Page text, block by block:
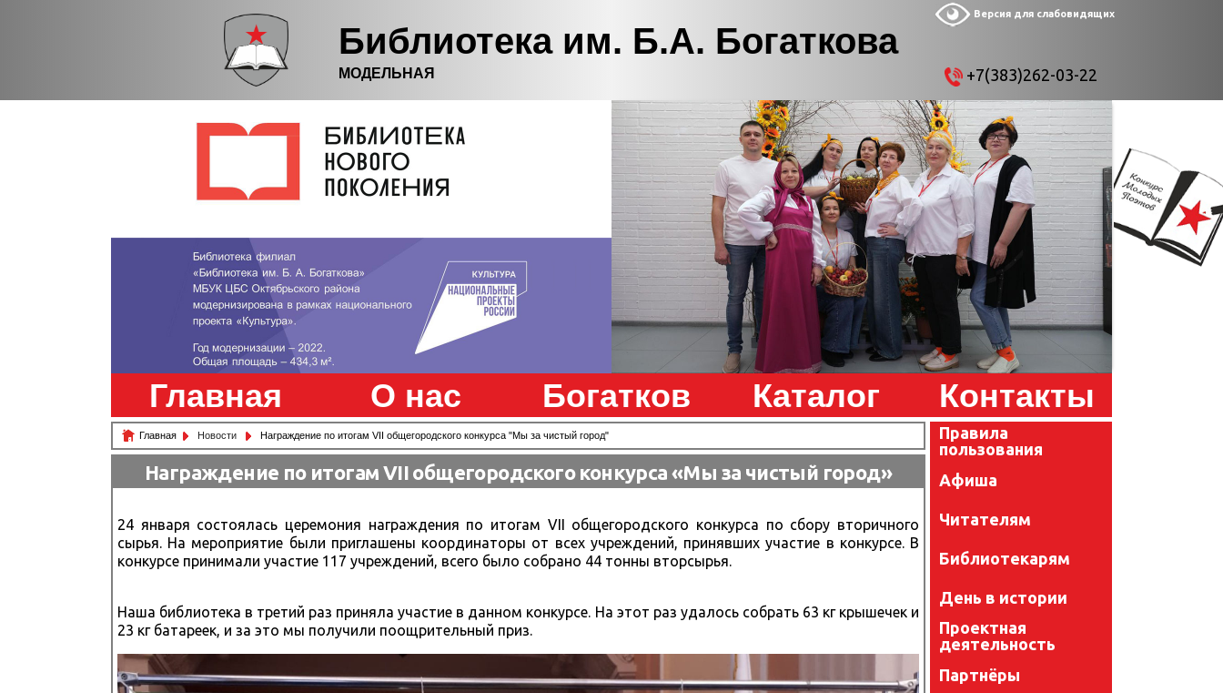
Библиотека им. Б.А. Богаткова
МОДЕЛЬНАЯ
Версия для слабовидящих
+7(383)262-03-22
Главная О нас Богатков Каталог Контакты
Главная Новости Награждение по итогам VII общегородского конкурса "Мы за чистый город"
Награждение по итогам VII общегородского конкурса «Мы за чистый город»
24 января состоялась церемония награждения по итогам VII общегородского конкурса по сбору вторичного
сырья. На мероприятие были приглашены координаторы от всех учреждений, принявших участие в конкурсе. В
конкурсе принимали участие 117 учреждений, всего было собрано 44 тонны вторсырья.
Наша библиотека в третий раз приняла участие в данном конкурсе. На этот раз удалось собрать 63 кг крышечек и
23 кг батареек, и за это мы получили поощрительный приз.
Правила
пользования
Афиша
Читателям
Библиотекарям
День в истории
Проектная
деятельность
Партнёры